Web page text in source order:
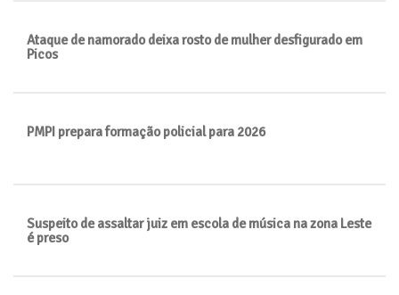
Ataque de namorado deixa rosto de mulher desfigurado em
Picos
PMPI prepara formação policial para 2026
Suspeito de assaltar juiz em escola de música na zona Leste
é preso